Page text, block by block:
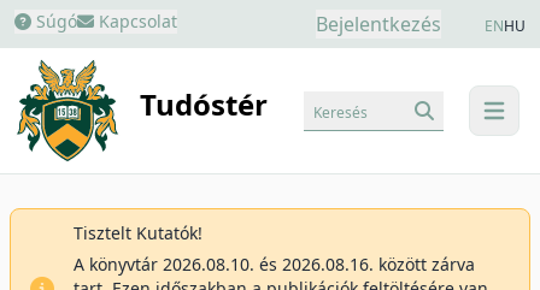
Súgó Kapcsolat Bejelentkezés ENHU
Tudóstér menu
Keresés
Tisztelt Kutatók!
A könyvtár 2026.08.10. és 2026.08.16. között zárva